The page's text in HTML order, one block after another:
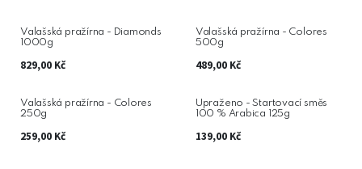
Valašská pražírna - Diamonds
1000g
829,00 Kč
Valašská pražírna - Colores
500g
489,00Kč
Valašská pražírna - Colores
250g
259,00 Kč
Upraženo - Startovací směs
100 % Arabica 125g
139,00Kč